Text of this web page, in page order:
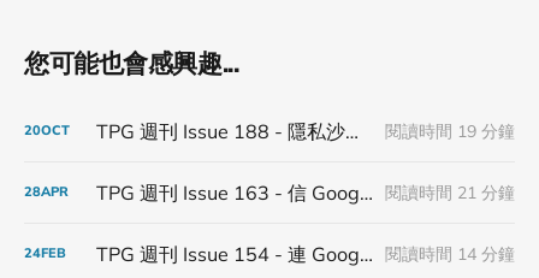
您可能也會感興趣...
20OCT TPG 週刊 Issue 188 - 隱私沙盒倒塌，沒有人能在監管裡面蓋城堡 閱讀時間 19 分鐘
28APR TPG 週刊 Issue 163 - 信 Google 第三方 Cookies 得永生 閱讀時間 21 分鐘
24FEB TPG 週刊 Issue 154 - 連 Google 都不信 Google 閱讀時間 14 分鐘